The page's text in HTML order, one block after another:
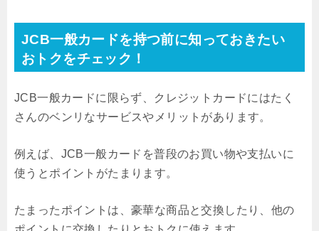
JCB一般カードを持つ前に知っておきたい
おトクをチェック！
JCB一般カードに限らず、クレジットカードにはたく
さんのベンリなサービスやメリットがあります。
例えば、JCB一般カードを普段のお買い物や支払いに
使うとポイントがたまります。
たまったポイントは、豪華な商品と交換したり、他の